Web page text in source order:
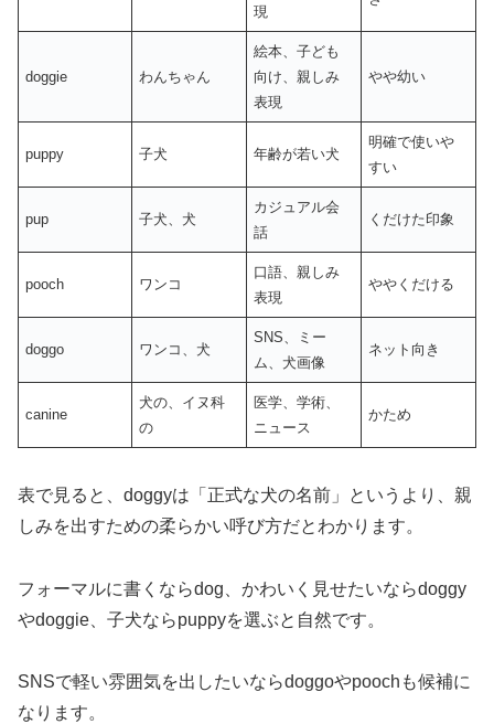
現
doggie わんちゃん
絵本、子ども
向け、親しみ
表現
やや幼い
puppy 子犬 年齢が若い犬
明確で使いや
すい
pup 子犬、犬
カジュアル会
話
くだけた印象
pooch ワンコ
口語、親しみ
表現
ややくだける
doggo ワンコ、犬
SNS、ミー
ム、犬画像
ネット向き
canine
犬の、イヌ科
の
医学、学術、
ニュース
かため
表で見ると、doggyは「正式な犬の名前」というより、親
しみを出すための柔らかい呼び方だとわかります。
フォーマルに書くならdog、かわいく見せたいならdoggy
やdoggie、子犬ならpuppyを選ぶと自然です。
SNSで軽い雰囲気を出したいならdoggoやpoochも候補に
なります。